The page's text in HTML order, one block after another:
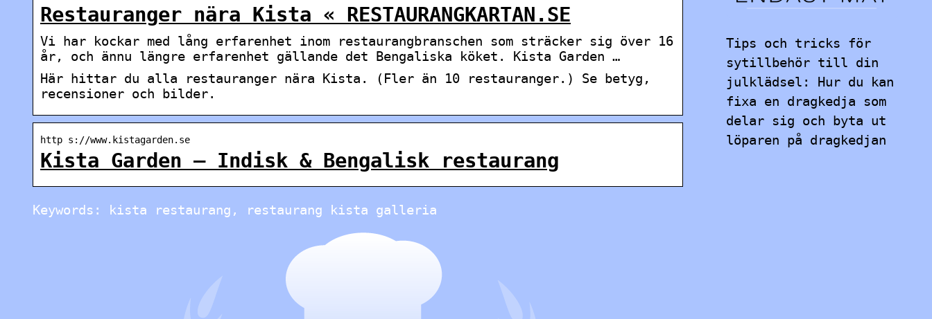
Restauranger nära Kista « RESTAURANGKARTAN.SE
Vi har kockar med lång erfarenhet inom restaurangbranschen som sträcker sig över 16
år, och ännu längre erfarenhet gällande det Bengaliska köket. Kista Garden …
Här hittar du alla restauranger nära Kista. (Fler än 10 restauranger.) Se betyg,
recensioner och bilder.
http s://www.kistagarden.se
Kista Garden – Indisk & Bengalisk restaurang
Keywords: kista restaurang, restaurang kista galleria
Tips och tricks för
sytillbehör till din
julklädsel: Hur du kan
fixa en dragkedja som
delar sig och byta ut
löparen på dragkedjan